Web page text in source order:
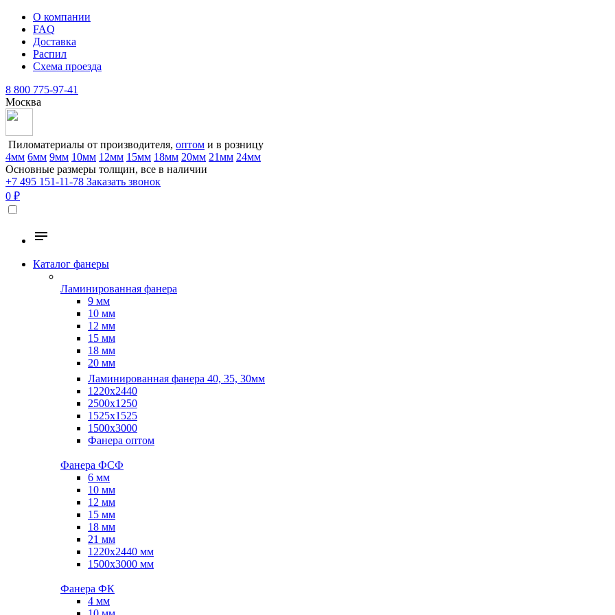
О компании
FAQ
Доставка
Распил
Схема проезда
8 800 775-97-41
Москва
Пиломатериалы от производителя, оптом и в розницу
4мм 6мм 9мм 10мм 12мм 15мм 18мм 20мм 21мм 24мм
Основные размеры толщин, все в наличии
+7 495 151-11-78 Заказать звонок
0 ₽
Каталог фанеры
Ламинированная фанера
9 мм
10 мм
12 мм
15 мм
18 мм
20 мм
Ламинированная фанера 40, 35, 30мм
1220x2440
2500x1250
1525x1525
1500x3000
Фанера оптом
Фанера ФСФ
6 мм
10 мм
12 мм
15 мм
18 мм
21 мм
1220х2440 мм
1500х3000 мм
Фанера ФК
4 мм